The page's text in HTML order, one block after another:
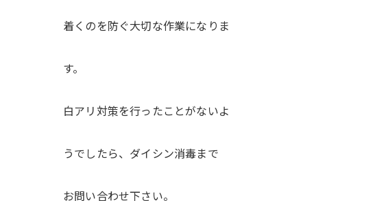
着くのを防ぐ大切な作業になりま
す。
白アリ対策を行ったことがないよ
うでしたら、ダイシン消毒まで
お問い合わせ下さい。